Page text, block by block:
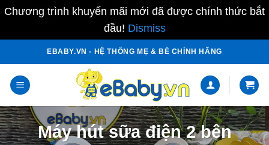
Chương trình khuyến mãi mới đã được chính thức bắt
đầu! Dismiss
content
EBABY.VN - HỆ THỐNG MẸ & BÉ CHÍNH HÃNG
Máy hút sữa điện 2 bên